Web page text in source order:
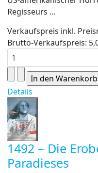
Regisseurs ...
Verkaufspreis inkl.
Brutto-Verkaufspreis:
Details
1492 – Die
Paradieses